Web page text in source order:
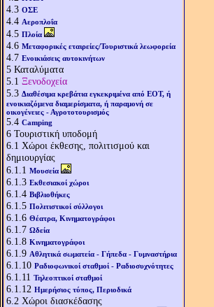
4.3 ΟΣΕ
4.4 Αεροπλοΐα
4.5 Πλοία
4.6 Μεταφορικές εταιρείες/Τουριστικά λεωφορεία
4.7 Ενοικιάσεις αυτοκινήτων
5 Καταλύματα
5.1 Ξενοδοχεία
5.3 Διαθέσιμα κρεβάτια εγκεκριμένα από ΕΟΤ, ή
ενοικιαζόμενα διαμερίσματα, ή παραμονή σε
οικογένειες - Αγροτοτουρισμός
5.4 Camping
6 Τουριστική υποδομή
6.1 Χώροι έκθεσης, πολιτισμού και
δημιουργίας
6.1.1 Μουσεία
6.1.3 Εκθεσιακοί χώροι
6.1.4 Βιβλιοθήκες
6.1.5 Πολιτιστικοί σύλλογοι
6.1.6 Θέατρα, Κινηματογράφοι
6.1.7 Ωδεία
6.1.8 Κινηματογράφοι
6.1.9 Αθλητικά σωματεία - Γήπεδα - Γυμναστήρια
6.1.10 Ραδιοφωνικοί σταθμοί - Ραδιοσυχνότητες
6.1.11 Τηλεοπτικοί σταθμοί
6.1.12 Ημερήσιος τύπος, Περιοδικά
6.2 Χώροι διασκέδασης